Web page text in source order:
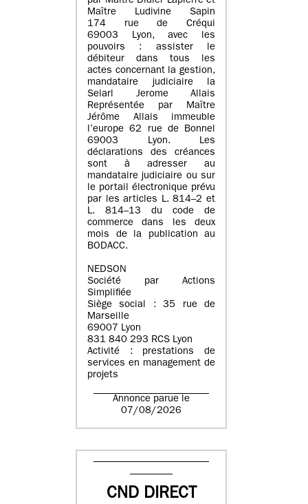
Maître Ludivine Sapin
174 rue de Créqui
69003 Lyon, avec les
pouvoirs : assister le
débiteur dans tous les
actes concernant la gestion,
mandataire judiciaire la
Selarl Jerome Allais
Représentée par Maître
Jérôme Allais immeuble
l’europe 62 rue de Bonnel
69003 Lyon. Les
déclarations des créances
sont à adresser au
mandataire judiciaire ou sur
le portail électronique prévu
par les articles L. 814–2 et
L. 814–13 du code de
commerce dans les deux
mois de la publication au
BODACC.
NEDSON
Société par Actions
Simplifiée
Siège social : 35 rue de
Marseille
69007 Lyon
831 840 293 RCS Lyon
Activité : prestations de
services en management de
projets
Annonce parue le
07/08/2026
CND DIRECT